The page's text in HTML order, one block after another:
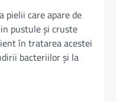
pielii care apare de
pustule și cruste
în tratarea acestei
bacteriilor și la